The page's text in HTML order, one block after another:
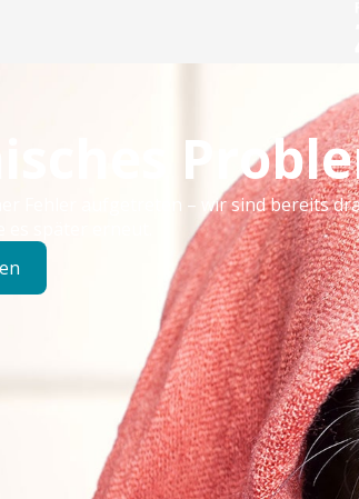
Fehler aufgetreten – wir sind bereits
es später erneut.